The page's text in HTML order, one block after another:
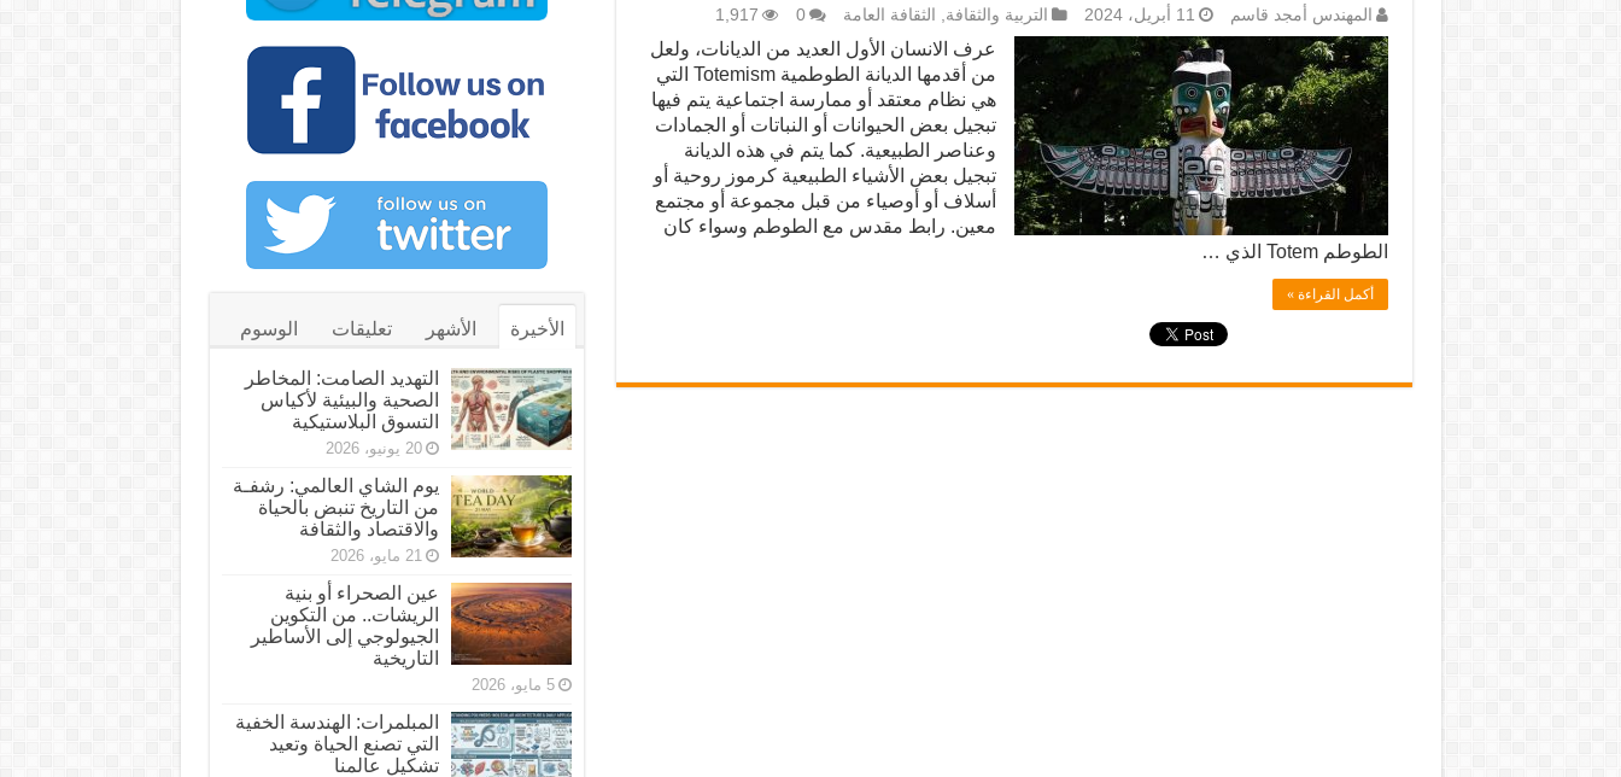
المهندس أمجد قاسم 11 أبريل، 2024 التربية والثقافة, الثقافة العامة 0
1,917
عرف الانسان الأول العديد من الديانات، ولعل
من أقدمها الديانة الطوطمية Totemism التي
هي نظام معتقد أو ممارسة اجتماعية يتم فيها
تبجيل بعض الحيوانات أو النباتات أو الجمادات
وعناصر الطبيعية. كما يتم في هذه الديانة
تبجيل بعض الأشياء الطبيعية كرموز روحية أو
أسلاف أو أوصياء من قبل مجموعة أو مجتمع
معين. رابط مقدس مع الطوطم وسواء كان
الطوطم Totem الذي …
أكمل القراءة »
الأخيرة الأشهر تعليقات الوسوم
التهديد الصامت: المخاطر
الصحية والبيئية لأكياس
التسوق البلاستيكية
20 يونيو، 2026
يوم الشاي العالمي: رشفـة
من التاريخ تنبض بالحياة
والاقتصاد والثقافة
21 مايو، 2026
عين الصحراء أو بنية
الريشات.. من التكوين
الجيولوجي إلى الأساطير
التاريخية
5 مايو، 2026
المبلمرات: الهندسة الخفية
التي تصنع الحياة وتعيد
تشكيل عالمنا